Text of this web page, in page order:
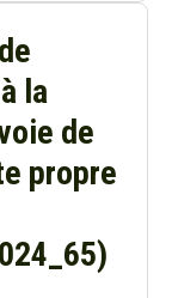
la
de
propre